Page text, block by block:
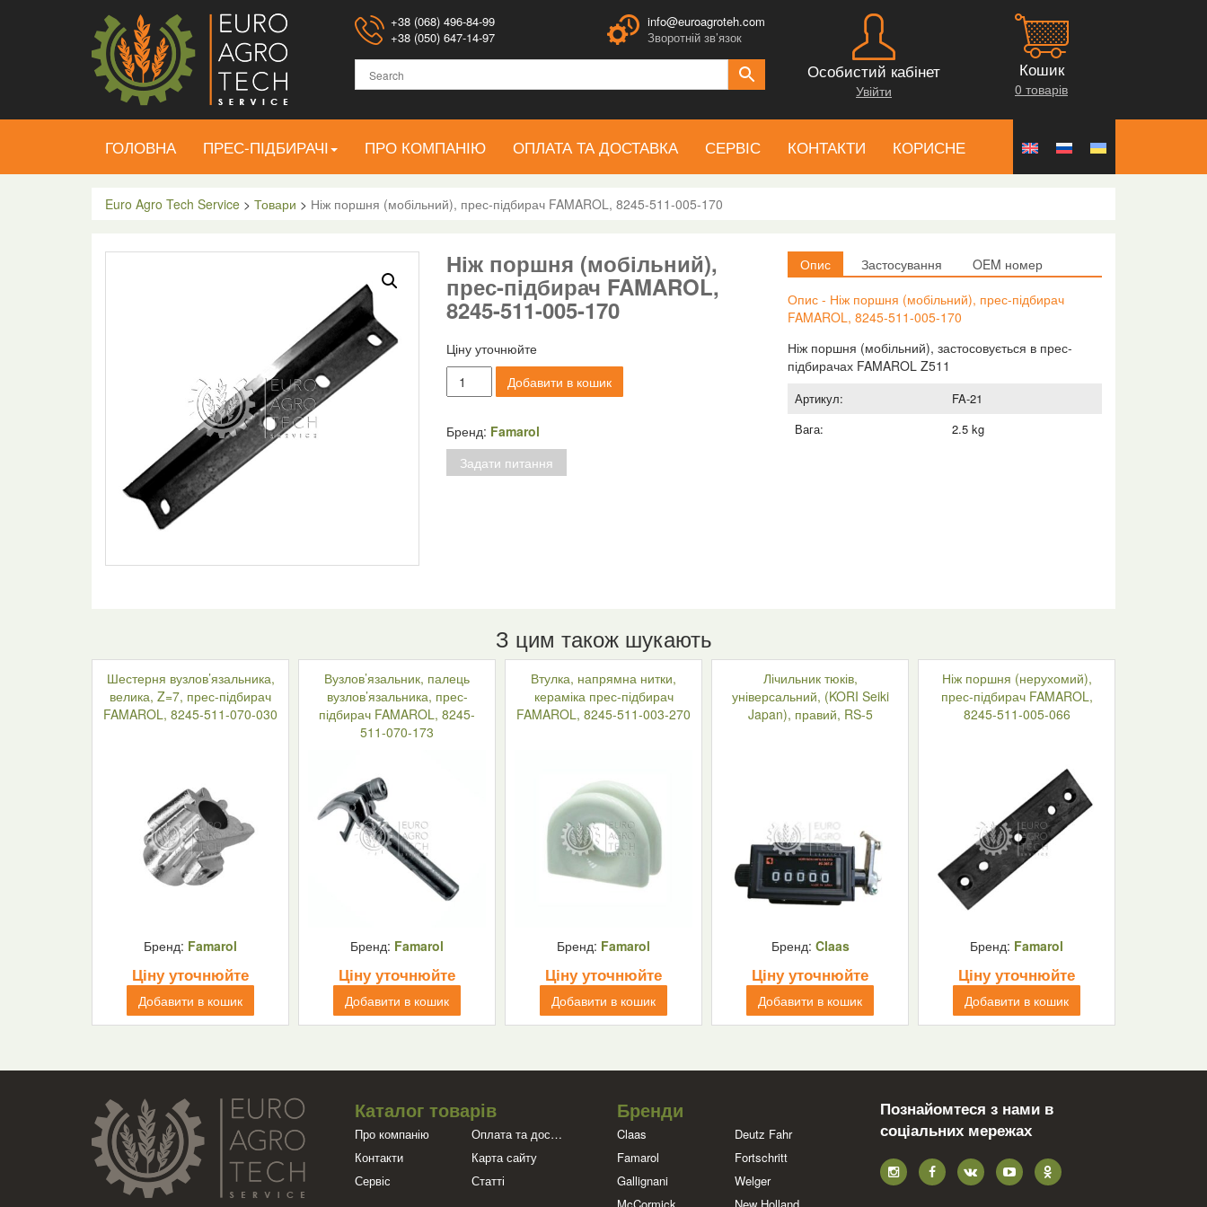
+38 (068) 496-84-99
+38 (050) 647-14-97
info@euroagroteh.com
Зворотній зв’язок
Особистий кабінет
Увійти
Кошик
0 товарів
ГОЛОВНА ПРЕС-ПІДБИРАЧІ ПРО КОМПАНІЮ ОПЛАТА ТА ДОСТАВКА СЕРВІС КОНТАКТИ КОРИСНЕ
Euro Agro Tech Service > Товари > Ніж поршня (мобільний), прес-підбирач FAMAROL, 8245-511-005-170
Ніж поршня (мобільний),
прес-підбирач FAMAROL,
8245-511-005-170
Ціну уточнюйте
Ніж
поршня
прес-
підбирач
FAMAROL,
Добавити в кошик
Бренд: Famarol
Задати питання
Опис Застосування
OEM номер
Опис - Ніж поршня (мобільний), прес-підбирач
FAMAROL, 8245-511-005-170
Ніж поршня (мобільний), застосовується в прес-
підбирачах FAMAROL Z511
Артикул:
FA-21
Вага:
2.5 kg
З цим також шукають
Шестерня вузлов’язальника,
велика, Z=7, прес-підбирач
FAMAROL, 8245-511-070-030
Бренд: Famarol
Ціну уточнюйте
Добавити в кошик
Вузлов’язальник, палець
вузлов’язальника, прес-
підбирач FAMAROL, 8245-
511-070-173
Бренд: Famarol
Ціну уточнюйте
Добавити в кошик
Втулка, напрямна нитки,
кераміка прес-підбирач
FAMAROL, 8245-511-003-270
Бренд: Famarol
Ціну уточнюйте
Добавити в кошик
Лічильник тюків,
універсальний, (KORI Seiki
Japan), правий, RS-5
Бренд: Claas
Ціну уточнюйте
Добавити в кошик
Ніж поршня (нерухомий),
прес-підбирач FAMAROL,
8245-511-005-066
Бренд: Famarol
Ціну уточнюйте
Добавити в кошик
Каталог товарів
Про компанію
Оплата та доставка
Контакти
Карта сайту
Сервіс
Статті
Бренди
Claas
Deutz Fahr
Famarol
Fortschritt
Gallignani
Welger
Познайомтеся з нами в
соціальних мережах